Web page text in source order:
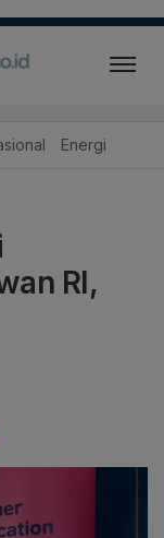
Energi
RI,